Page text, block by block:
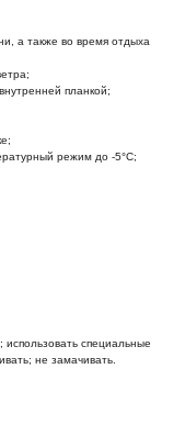
а также во время отдыха
планкой;
режим до -5°С;
использовать специальные
не замачивать.